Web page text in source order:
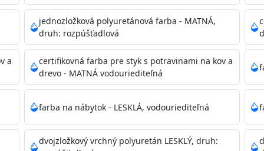
jednozložková polyuretánová farba - MATNÁ,
druh: rozpúšťadlová
a
certifikovná farba pre styk s potravinami na kov a
drevo - MATNÁ vodouriediteľná
farba na nábytok - LESKLÁ, vodouriediteľná
dvojzložkový vrchný polyuretán LESKLÝ, druh: